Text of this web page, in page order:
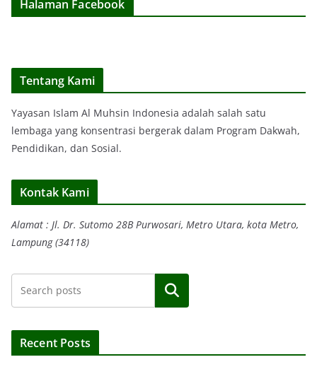
Halaman Facebook
Tentang Kami
Yayasan Islam Al Muhsin Indonesia adalah salah satu
lembaga yang konsentrasi bergerak dalam Program Dakwah,
Pendidikan, dan Sosial.
Kontak Kami
Alamat : Jl. Dr. Sutomo 28B Purwosari, Metro Utara, kota Metro,
Lampung (34118)
Search
Recent Posts